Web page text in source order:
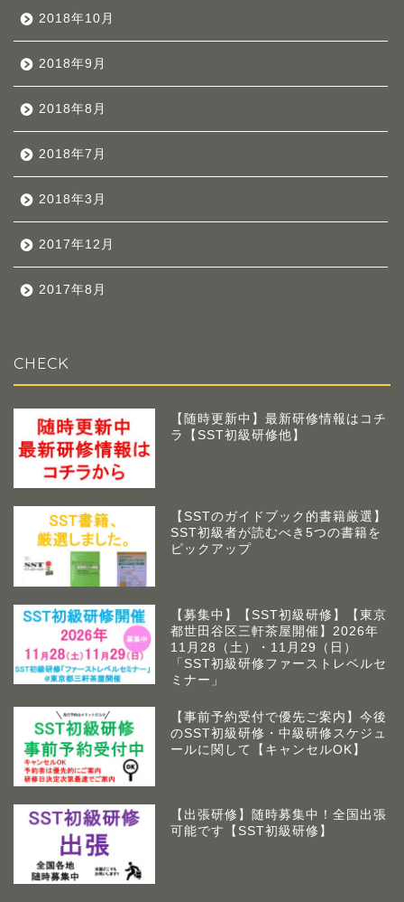
2018年10月
2018年9月
2018年8月
2018年7月
2018年3月
2017年12月
2017年8月
CHECK
【随時更新中】最新研修情報はコチ
ラ【SST初級研修他】
【SSTのガイドブック的書籍厳選】
SST初級者が読むべき5つの書籍を
ピックアップ
【募集中】【SST初級研修】【東京
都世田谷区三軒茶屋開催】2026年
11月28（土）・11月29（日）
「SST初級研修ファーストレベルセ
ミナー」
【事前予約受付で優先ご案内】今後
のSST初級研修・中級研修スケジュ
ールに関して【キャンセルOK】
【出張研修】随時募集中！全国出張
可能です【SST初級研修】
アームズラボとは